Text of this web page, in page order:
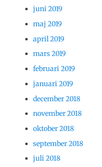
juni 2019
maj 2019
april 2019
mars 2019
februari 2019
januari 2019
december 2018
november 2018
oktober 2018
september 2018
juli 2018